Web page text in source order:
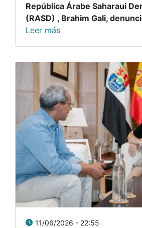
República Árabe Saharaui
(RASD) , Brahim Gali,
Leer más
11/06/2026 - 22:55